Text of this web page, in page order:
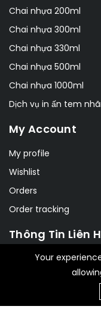
Chai nhựa 200ml
Chai nhựa 300ml
Chai nhựa 330ml
Chai nhựa 500ml
Chai nhựa 1000ml
Dịch vụ in ấn tem
My Account
My profile
Wishlist
Orders
Order tracking
Thông Tin Liên
190B Tây Sơn,
0932343383
Your